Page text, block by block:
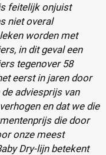
feitelijk onjuist
niet overal
worden met
in dit geval een
tegenover 58
eerst in jaren door
adviesprijs van
en dat we die
die door
onze meest
Dry-lijn betekent